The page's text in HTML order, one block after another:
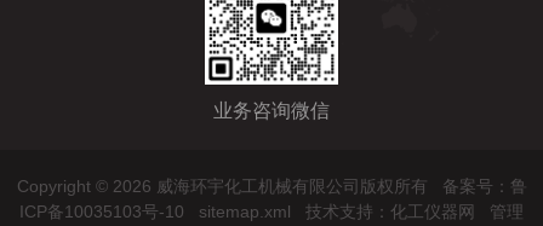
业务咨询微信
Copyright © 2026 威海环宇化工机械有限公司版权所有 备案号：鲁
ICP备10035103号-10
sitemap.xml 技术支持： 化工仪器网 管理